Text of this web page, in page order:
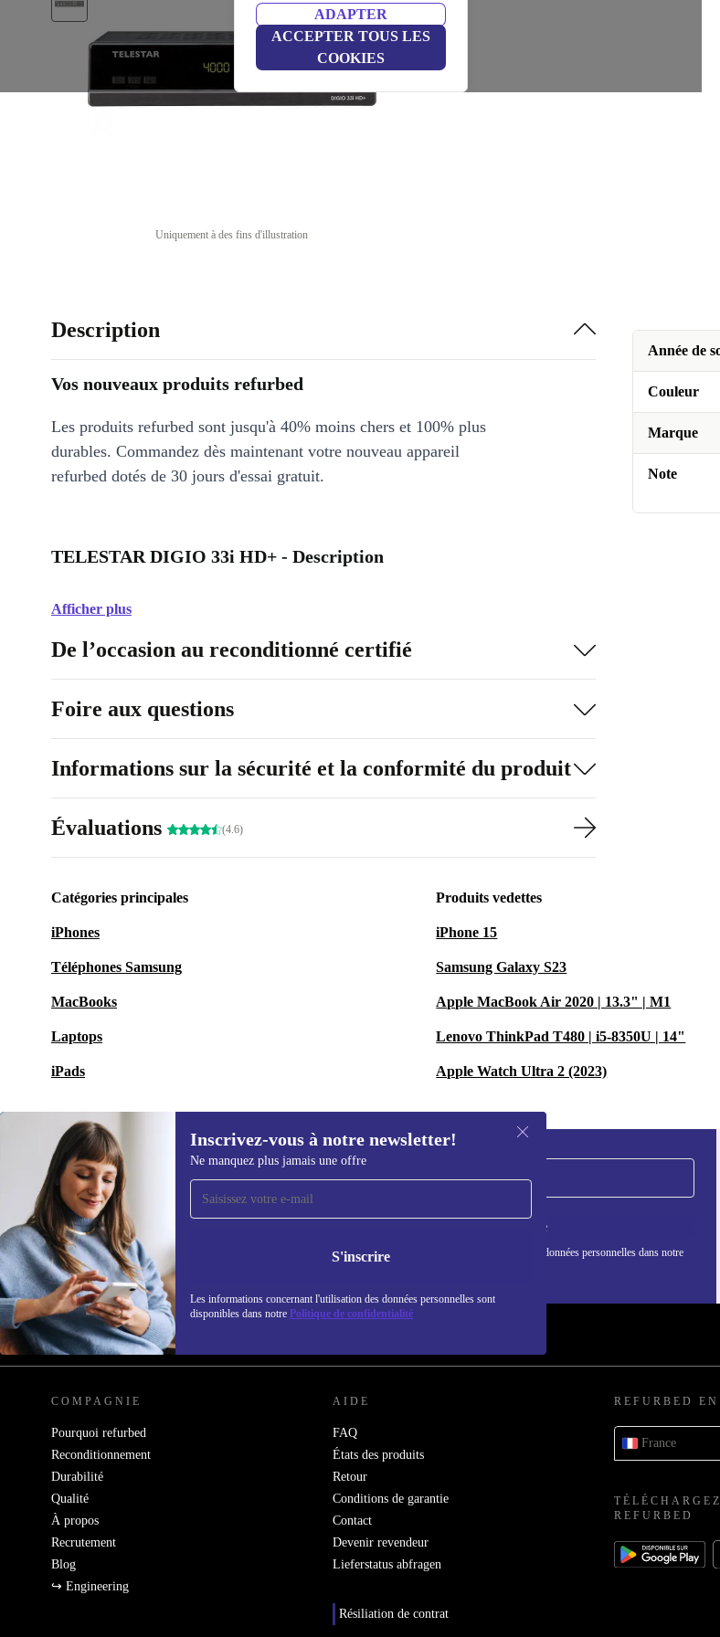
ADAPTER
ACCEPTER TOUS LES
COOKIES
Uniquement à des fins d'illustration
Année de
Couleur
Marque
Note
Description
Vos nouveaux produits refurbed
Les produits refurbed sont jusqu'à 40% moins chers et 100% plus
durables. Commandez dès maintenant votre nouveau appareil
refurbed dotés de 30 jours d'essai gratuit.
TELESTAR DIGIO 33i HD+ - Description
Afficher plus
De l’occasion au reconditionné certifié
Foire aux questions
Informations sur la sécurité et la conformité du produit
Évaluations (4.6)
Catégories principales
iPhones
Téléphones Samsung
MacBooks
Laptops
iPads
Produits vedettes
iPhone 15
Samsung Galaxy S23
Apple MacBook Air 2020 | 13.3" | M1
Lenovo ThinkPad T480 | i5-8350U | 14"
Apple Watch Ultra 2 (2023)
Inscrivez-vous à notre newsletter!
Ne manquez plus jamais une offre
S'inscrire
Les informations concernant l'utilisation des données personnelles sont
disponibles dans notre Politique de confidentialité
Recevoir offres et infos de
refurbed par mail
Ne manquez plus aucune offre.
S'inscrire
Retrouvez les informations sur l'utilisation des données personnelles dans notre
REFURBED FRANCE - RETHINK NEW.
COMPAGNIE
Pourquoi refurbed
Reconditionnement
Durabilité
Qualité
À propos
Recrutement
Blog
↪ Engineering
AIDE
FAQ
États des produits
Retour
Conditions de garantie
Contact
Devenir revendeur
Lieferstatus abfragen
Résiliation de contrat
REFURBED EN
France
REFURBED